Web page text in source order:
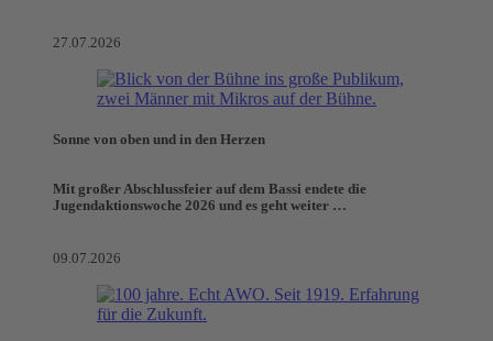
27.07.2026
Sonne von oben und in den Herzen
Mit großer Abschlussfeier auf dem Bassi endete die
Jugendaktionswoche 2026 und es geht weiter …
09.07.2026